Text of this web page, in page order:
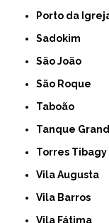
Porto da
Sadokim
São João
São Roque
Taboão
Tanque
Torres Tibagy
Vila Augusta
Vila Barros
Vila Fátima